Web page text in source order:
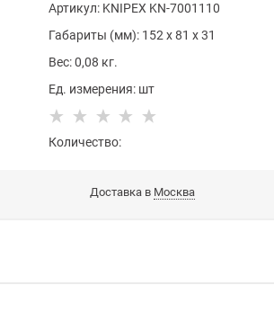
Артикул: KNIPEX KN-7001110
Габариты (мм): 152 x81 x31
Вес: 0,08 кг.
Ед. измерения: шт
Количество:
Доставка в Москва